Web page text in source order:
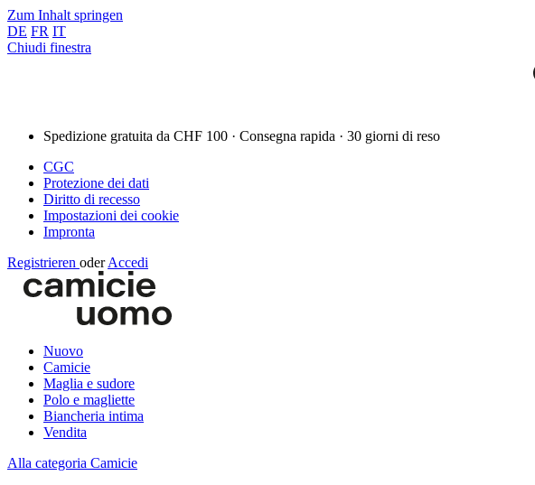
Zum Inhalt springen
DE FR IT
Chiudi finestra
Spedizione gratuita da CHF 100 · Consegna rapida · 30 giorni di reso
CGC
Protezione dei dati
Diritto di recesso
Impostazioni dei cookie
Impronta
Registrieren oder Accedi
Nuovo
Camicie
Maglia e sudore
Polo e magliette
Biancheria intima
Vendita
Alla categoria Camicie